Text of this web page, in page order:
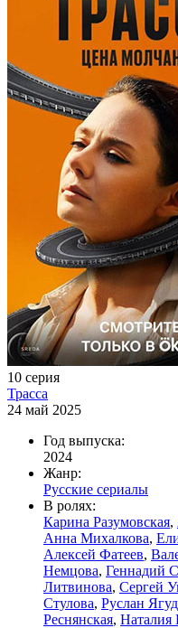
10 серия
Трасса
24 май 2025
Год выпуска:
2024
Жанр:
Русские сериалы
В ролях:
Карина Разумовская,
Анна Михалкова,
Алексей Фатеев,
Немцова, Геннадий
Литвинова, Сергей
Стулова, Руслан
Реснянская, Наталия